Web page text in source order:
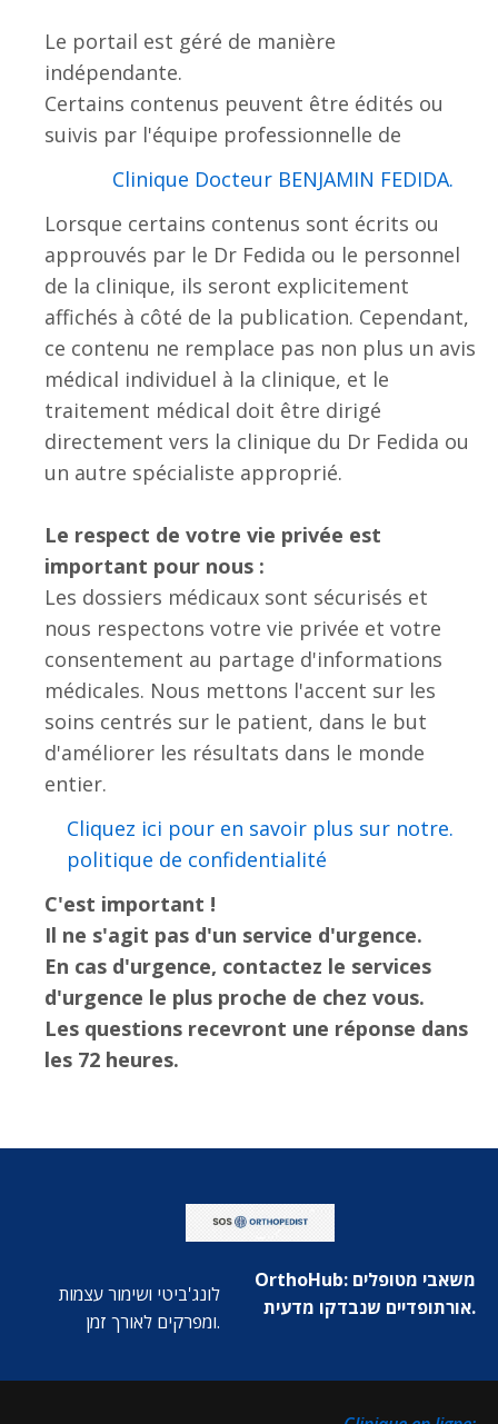
Le portail est géré de manière
indépendante.
Certains contenus peuvent être édités ou
suivis par l'équipe professionnelle de
.Clinique Docteur BENJAMIN FEDIDA
Lorsque certains contenus sont écrits ou
approuvés par le Dr Fedida ou le personnel
de la clinique, ils seront explicitement
affichés à côté de la publication. Cependant,
ce contenu ne remplace pas non plus un avis
médical individuel à la clinique, et le
traitement médical doit être dirigé
directement vers la clinique du Dr Fedida ou
un autre spécialiste approprié.
Le respect de votre vie privée est
important pour nous :
Les dossiers médicaux sont sécurisés et
nous respectons votre vie privée et votre
consentement au partage d'informations
médicales. Nous mettons l'accent sur les
soins centrés sur le patient, dans le but
d'améliorer les résultats dans le monde
entier.
.Cliquez ici pour en savoir plus sur notre
politique de confidentialité
C'est important !
Il ne s'agit pas d'un service d'urgence.
En cas d'urgence, contactez le services
d'urgence le plus proche de chez vous.
Les questions recevront une réponse dans
les 72 heures.
OrthoHub: משאבי מטופלים
אורתופדיים שנבדקו מדעית.
לונג'ביטי ושימור עצמות
ומפרקים לאורך זמן.